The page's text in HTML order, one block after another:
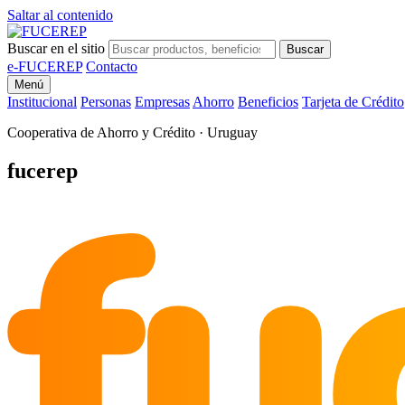
Saltar al contenido
Buscar en el sitio Buscar
e-FUCEREP Contacto
Menú
Institucional Personas Empresas Ahorro Beneficios Tarjeta de Crédito
Cooperativa de Ahorro y Crédito · Uruguay
fucerep